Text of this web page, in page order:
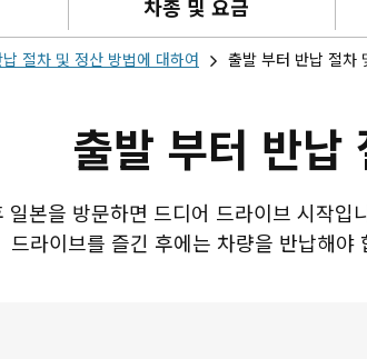
차종 및 요금
절차 및 정산 방법에 대하여 출발 부터 반납 절차
출발 부터 반납
일본을 방문하면 드디어 드라이브 시작
드라이브를 즐긴 후에는 차량을 반납해